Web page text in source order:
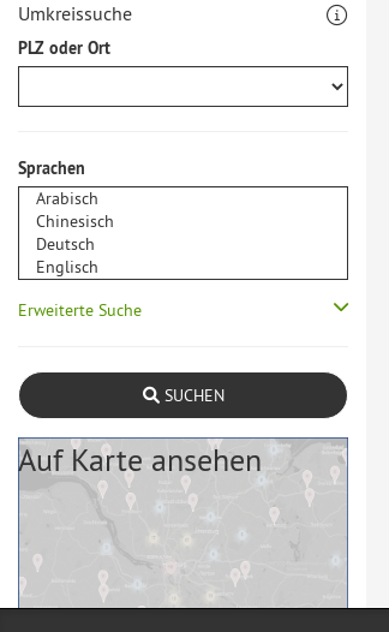
Umkreissuche
PLZ oder Ort
Sprachen
Erweiterte Suche
SUCHEN
Auf Karte ansehen